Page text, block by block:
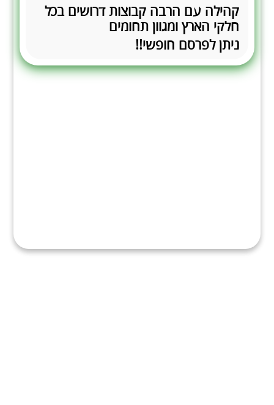
קהילה עם הרבה קבוצות דרושים בכל
חלקי הארץ ומגוון תחומים
ניתן לפרסם חופשי!!